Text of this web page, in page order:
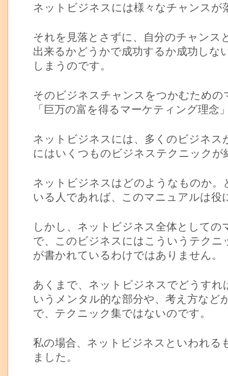
ネットビジネスには様々なチャンスが
それを見落とさずに、自分のチャンス
出来るかどうかで成功するか成功しな
しまうのです。
そのビジネスチャンスをつかむための
「巨万の富を得るマーケティング理念
ネットビジネスには、多くのビジネス
にはいくつものビジネステクニックが
ネットビジネスはどのようなものか。
いる人であれば、このマニュアルは役
しかし、ネットビジネス全体としての
で、このビジネスにはこういうテクニ
が書かれているわけではありません。
あくまで、ネットビジネスでどうすれ
いうメンタル的な部分や、考え方など
で、テクニック集ではないのです。
私の場合、ネットビジネスといわれる
ました。